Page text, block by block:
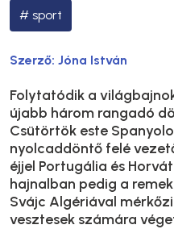
sport
Szerző: Jóna István
Folytatódik a
újabb három rangadó
Csütörtök este
nyolcaddöntő felé
éjjel Portugália és
hajnalban pedig a
Svájc Algériával
vesztesek számára